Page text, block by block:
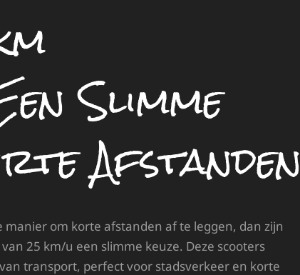
Slimme
Afstanden
om korte afstanden af te leggen, dan zijn
25 km/u een slimme keuze. Deze scooters
transport, perfect voor stadsverkeer en korte